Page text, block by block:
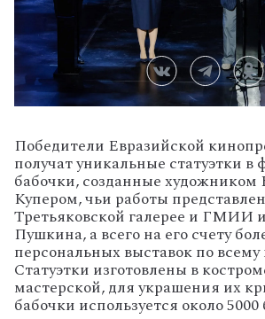
Победители Евразийской
получат уникальные статуэтки в
бабочки, созданные
Купером, чьи работы
Третьяковской галерее и ГМИИ
Пушкина, а всего на его счету
персональных выставок по
Статуэтки изготовлены в
мастерской, для украшения их
бабочки используется около